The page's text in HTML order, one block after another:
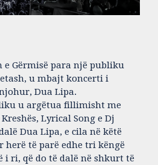
e Gërmisë para një publiku
u mbajt koncerti i
Dua Lipa.
u argëtua fillimisht me
Lyrical Song e Dj
Dua Lipa, e cila në këtë
herë të parë edhe tri këngë
i ri, që do të dalë në shkurt të